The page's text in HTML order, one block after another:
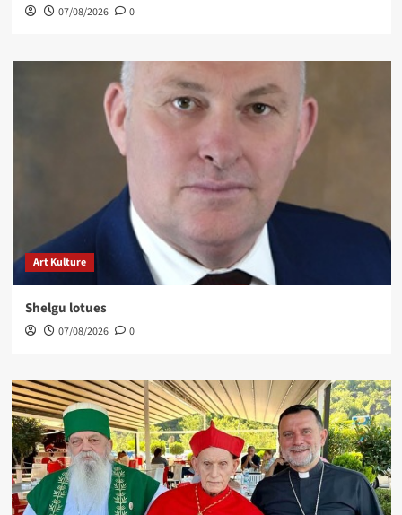
07/08/2026 0
Art Kulture
Shelgu lotues
07/08/2026 0